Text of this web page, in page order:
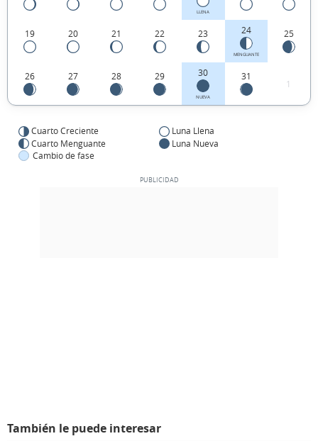
LLENA
19 20 21 22 23 24
MENGUANTE
25
26 27 28 29 30
NUEVA
31
1
Cuarto Creciente
Luna Llena
Cuarto Menguante
Luna Nueva
Cambio de fase
También le puede interesar